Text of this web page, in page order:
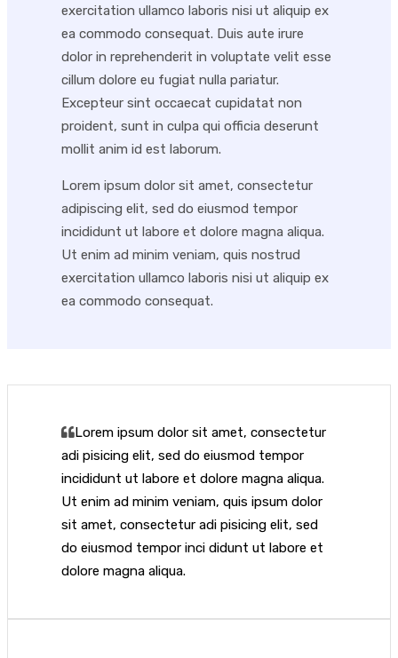
exercitation ullamco laboris nisi ut aliquip ex
ea commodo consequat. Duis aute irure
dolor in reprehenderit in voluptate velit esse
cillum dolore eu fugiat nulla pariatur.
Excepteur sint occaecat cupidatat non
proident, sunt in culpa qui officia deserunt
mollit anim id est laborum.
Lorem ipsum dolor sit amet, consectetur
adipiscing elit, sed do eiusmod tempor
incididunt ut labore et dolore magna aliqua.
Ut enim ad minim veniam, quis nostrud
exercitation ullamco laboris nisi ut aliquip ex
ea commodo consequat.
Lorem ipsum dolor sit amet, consectetur
adi pisicing elit, sed do eiusmod tempor
incididunt ut labore et dolore magna aliqua.
Ut enim ad minim veniam, quis ipsum dolor
sit amet, consectetur adi pisicing elit, sed
do eiusmod tempor inci didunt ut labore et
dolore magna aliqua.